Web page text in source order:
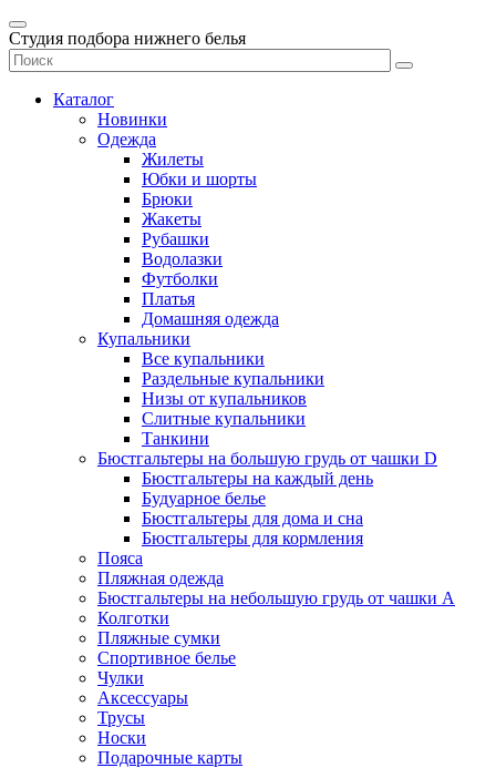
Студия подбора нижнего белья
Каталог
Новинки
Одежда
Жилеты
Юбки и шорты
Брюки
Жакеты
Рубашки
Водолазки
Футболки
Платья
Домашняя одежда
Купальники
Все купальники
Раздельные купальники
Низы от купальников
Слитные купальники
Танкини
Бюстгальтеры на большую грудь от чашки D
Бюстгальтеры на каждый день
Будуарное белье
Бюстгальтеры для дома и сна
Бюстгальтеры для кормления
Пояса
Пляжная одежда
Бюстгальтеры на небольшую грудь от чашки А
Колготки
Пляжные сумки
Спортивное белье
Чулки
Аксессуары
Трусы
Носки
Подарочные карты